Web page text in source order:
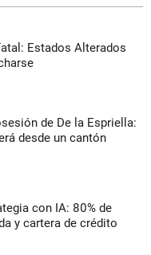
Estados Alterados
de De la Espriella:
desde un cantón
con IA: 80% de
y cartera de crédito